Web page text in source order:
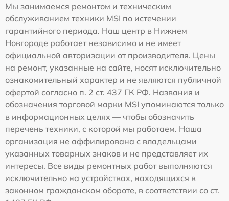
Мы занимаемся ремонтом и техническим
обслуживанием техники MSI по истечении
гарантийного периода. Наш центр в Нижнем
Новгороде работает независимо и не имеет
официальной авторизации от производителя. Цены
на ремонт, указанные на сайте, носят исключительно
ознакомительный характер и не являются публичной
офертой согласно п. 2 ст. 437 ГК РФ. Названия и
обозначения торговой марки MSI упоминаются только
в информационных целях — чтобы обозначить
перечень техники, с которой мы работаем. Наша
организация не аффилирована с владельцами
указанных товарных знаков и не представляет их
интересы. Все виды ремонтных работ выполняются
исключительно на устройствах, находящихся в
законном гражданском обороте, в соответствии со ст.